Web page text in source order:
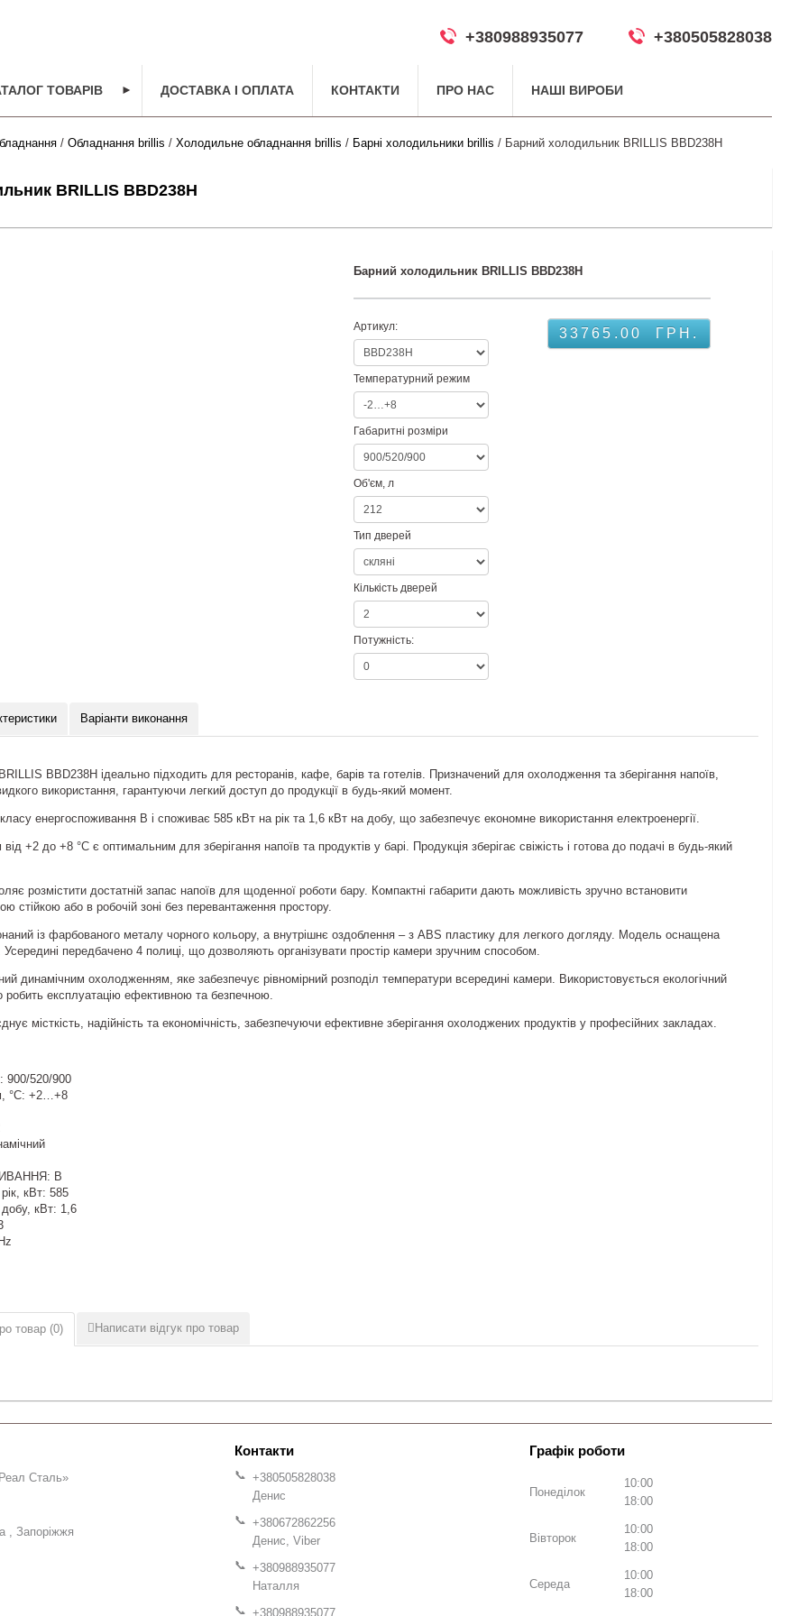
+380505828038
+380988935077
ТОВАРІВ ► ДОСТАВКА І ОПЛАТА КОНТАКТИ ПРО НАС НАШІ ВИРОБИ
/ Обладнання brillis / Холодильне обладнання brillis / Барні холодильники brillis / Барний холодильник BRILLIS BBD238H
BRILLIS BBD238H
Барний холодильник BRILLIS BBD238H
33765.00 ГРН.
Артикул:
Температурний режим
Габаритні розміри
Об'єм, л
Тип дверей
Кількість дверей
Потужність:
Варіанти виконання
BBD238H ідеально підходить для ресторанів, кафе, барів та готелів. Призначений для охолодження та зберігання напоїв,
використання, гарантуючи легкий доступ до продукції в будь-який момент.
енергоспоживання B і споживає 585 кВт на рік та 1,6 кВт на добу, що забезпечує економне використання електроенергії.
+2 до +8 °C є оптимальним для зберігання напоїв та продуктів у барі. Продукція зберігає свіжість і готова до подачі в будь-який
розмістити достатній запас напоїв для щоденної роботи бару. Компактні габарити дають можливість зручно встановити
стійкою або в робочій зоні без перевантаження простору.
із фарбованого металу чорного кольору, а внутрішнє оздоблення – з ABS пластику для легкого догляду. Модель оснащена
передбачено 4 полиці, що дозволяють організувати простір камери зручним способом.
динамічним охолодженням, яке забезпечує рівномірний розподіл температури всередині камери. Використовується екологічний
експлуатацію ефективною та безпечною.
місткість, надійність та економічність, забезпечуючи ефективне зберігання охолоджених продуктів у професійних закладах.
900/520/900
°C: +2…+8
B
кВт: 585
кВт: 1,6
товар (0) Написати відгук про товар
Сталь»
Запоріжжя
+380505828038
Денис
+380672862256
Денис, Viber
+380988935077
Наталля
+380988935077
Понеділок
10:00
18:00
Вівторок
10:00
18:00
Середа
10:00
18:00